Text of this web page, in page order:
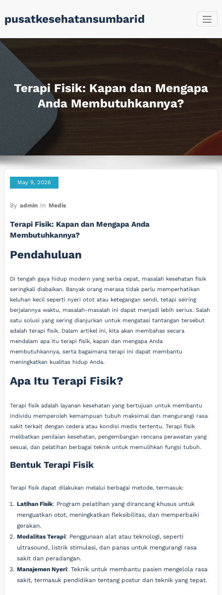
to
content
pusatkesehatansumbarid
Terapi Fisik: Kapan dan Mengapa
Anda Membutuhkannya?
May 9, 2026
By admin In Medis
Terapi Fisik: Kapan dan Mengapa Anda
Membutuhkannya?
Pendahuluan
Di tengah gaya hidup modern yang serba cepat, masalah kesehatan fisik
seringkali diabaikan. Banyak orang merasa tidak perlu memperhatikan
keluhan kecil seperti nyeri otot atau ketegangan sendi, tetapi seiring
berjalannya waktu, masalah-masalah ini dapat menjadi lebih serius. Salah
satu solusi yang sering dianjurkan untuk mengatasi tantangan tersebut
adalah terapi fisik. Dalam artikel ini, kita akan membahas secara
mendalam apa itu terapi fisik, kapan dan mengapa Anda
membutuhkannya, serta bagaimana terapi ini dapat membantu
meningkatkan kualitas hidup Anda.
Apa Itu Terapi Fisik?
Terapi fisik adalah layanan kesehatan yang bertujuan untuk membantu
individu memperoleh kemampuan tubuh maksimal dan mengurangi rasa
sakit terkait dengan cedera atau kondisi medis tertentu. Terapi fisik
melibatkan penilaian kesehatan, pengembangan rencana perawatan yang
sesuai, dan pelatihan berbagai teknik untuk memulihkan fungsi tubuh.
Bentuk Terapi Fisik
Terapi fisik dapat dilakukan melalui berbagai metode, termasuk:
Latihan Fisik: Program pelatihan yang dirancang khusus untuk
menguatkan otot, meningkatkan fleksibilitas, dan memperbaiki
gerakan.
Modalitas Terapi: Penggunaan alat atau teknologi, seperti
ultrasound, listrik stimulasi, dan panas untuk mengurangi rasa
sakit dan peradangan.
Manajemen Nyeri: Teknik untuk membantu pasien mengelola rasa
sakit, termasuk pendidikan tentang postur dan teknik yang tepat.